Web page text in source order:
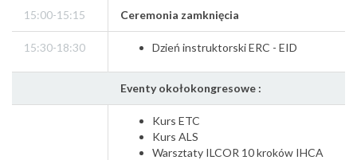
15:00-15:15 Ceremonia zamknięcia
15:30-18:30 Dzień instruktorski ERC - EID
Eventy okołokongresowe :
Kurs ETC
Kurs ALS
Warsztaty ILCOR 10 kroków IHCA